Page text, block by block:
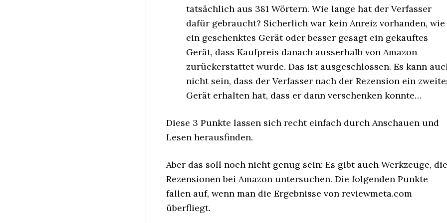
tatsächlich aus 381 Wörtern. Wie lange hat der Verfasser
dafür gebraucht? Sicherlich war kein Anreiz vorhanden, wie
ein geschenktes Gerät oder besser gesagt ein gekauftes
Gerät, dass Kaufpreis danach ausserhalb von Amazon
zurückerstattet wurde. Das ist ausgeschlossen. Es kann
nicht sein, dass der Verfasser nach der Rezension ein
Gerät erhalten hat, dass er dann verschenken konnte…
Diese 3 Punkte lassen sich recht einfach durch Anschauen und
Lesen herausfinden.
Aber das soll noch nicht genug sein: Es gibt auch Werkzeuge, die
Rezensionen bei Amazon untersuchen. Die folgenden Punkte
fallen auf, wenn man die Ergebnisse von reviewmeta.com
überfliegt.